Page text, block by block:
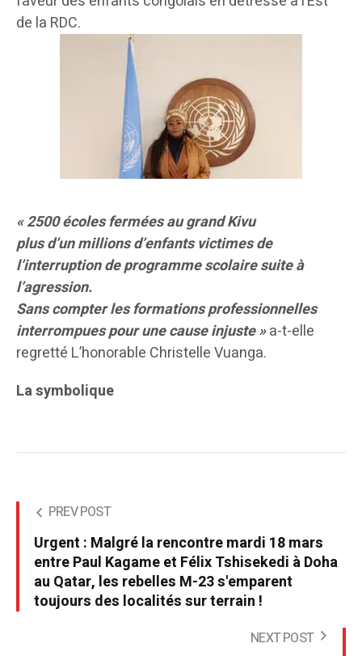
de la RDC.
« 2500 écoles fermées au grand Kivu
plus d’un millions d’enfants victimes de
l’interruption de programme scolaire suite à
l’agression.
Sans compter les formations professionnelles
interrompues pour une cause injuste »a-t-elle
regretté L’honorable Christelle Vuanga.
La symbolique
PREV POST
Urgent : Malgré la rencontre mardi 18 mars
entre Paul Kagame et Félix Tshisekedi à Doha
au Qatar, les rebelles M-23 s'emparent
toujours des localités sur terrain !
NEXT POST